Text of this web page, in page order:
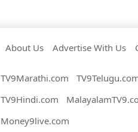
About Us Advertise With Us
TV9Marathi.com
TV9Hindi.com
Money9live.com